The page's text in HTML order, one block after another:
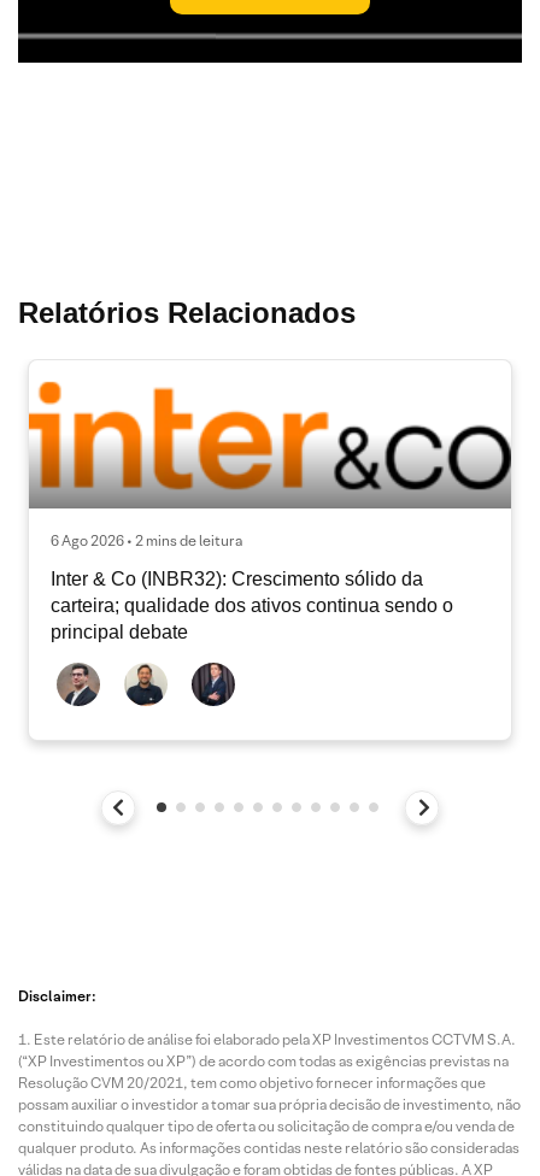
Relatórios Relacionados
6 Ago 2026 • 2 mins de leitura
Inter & Co (INBR32): Crescimento sólido da
carteira; qualidade dos ativos continua sendo o
principal debate
Disclaimer:
Este relatório de análise foi elaborado pela XP Investimentos CCTVM S.A.
(“XP Investimentos ou XP”) de acordo com todas as exigências previstas na
Resolução CVM 20/2021, tem como objetivo fornecer informações que
possam auxiliar o investidor a tomar sua própria decisão de investimento, não
constituindo qualquer tipo de oferta ou solicitação de compra e/ou venda de
qualquer produto. As informações contidas neste relatório são consideradas
válidas na data de sua divulgação e foram obtidas de fontes públicas. A XP